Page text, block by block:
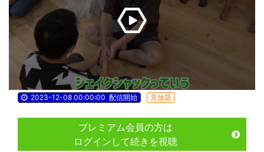
2023-12-08 00:00:00 配信開始 見放題
プレミアム会員の方は
ログインして続きを視聴